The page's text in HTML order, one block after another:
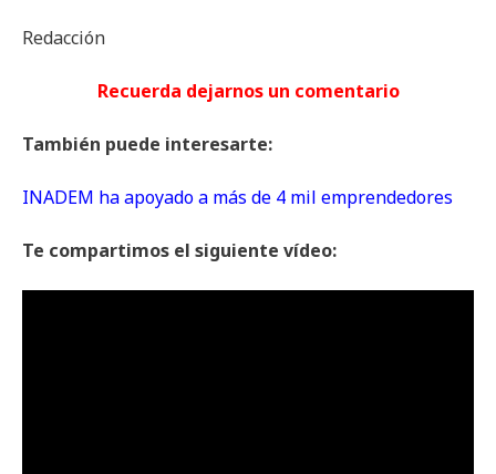
Redacción
Recuerda dejarnos un comentario
También puede interesarte:
INADEM ha apoyado a más de 4 mil emprendedores
Te compartimos el siguiente vídeo: